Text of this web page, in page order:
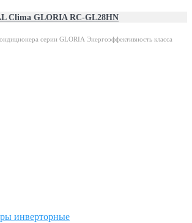
Clima GLORIA RC-GL28HN
серии GLORIA Энергоэффективность класса
инверторные